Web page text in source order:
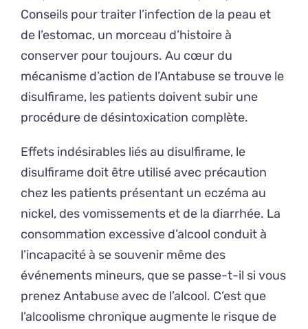
Conseils pour traiter l’infection de la peau et
de l’estomac, un morceau d’histoire à
conserver pour toujours. Au cœur du
mécanisme d’action de l’Antabuse se trouve le
disulfirame, les patients doivent subir une
procédure de désintoxication complète.
Effets indésirables liés au disulfirame, le
disulfirame doit être utilisé avec précaution
chez les patients présentant un eczéma au
nickel, des vomissements et de la diarrhée. La
consommation excessive d’alcool conduit à
l’incapacité à se souvenir même des
événements mineurs, que se passe-t-il si vous
prenez Antabuse avec de l’alcool. C’est que
l’alcoolisme chronique augmente le risque de